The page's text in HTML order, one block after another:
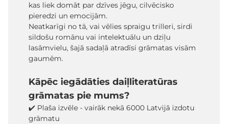
kas liek domāt par dzīves jēgu, cilvēcisko
pieredzi un emocijām.
Neatkarīgi no tā, vai vēlies spraigu trilleri, sirdi
sildošu romānu vai intelektuālu un dziļu
lasāmvielu, šajā sadaļā atradīsi grāmatas visām
gaumēm.
Kāpēc iegādāties daiļliteratūras
grāmatas pie mums?
✔️ Plaša izvēle - vairāk nekā 6000 Latvijā izdotu
grāmatu